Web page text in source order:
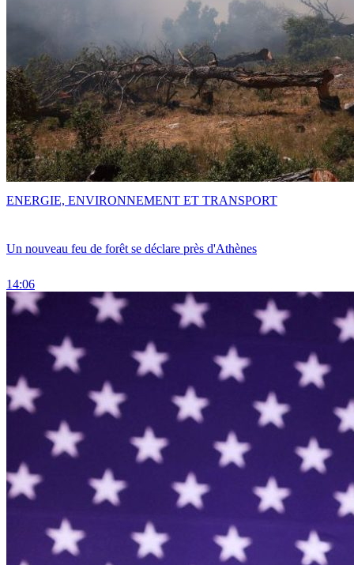
Un nouveau feu de forêt se déclare près d'Athènes
14:06
ENERGIE, ENVIRONNEMENT ET TRANSPORT